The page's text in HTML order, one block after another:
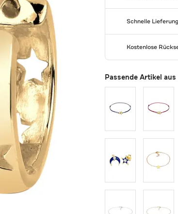
Schnelle
Kostenlose
Passende Artikel aus